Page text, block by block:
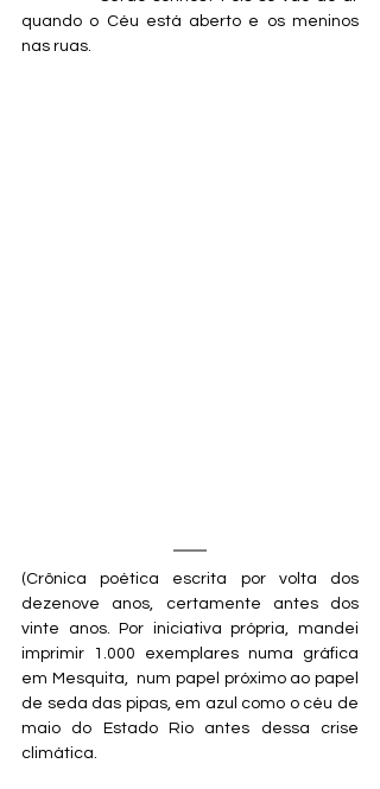
quando o Céu está aberto e os meninos
nas ruas.
(Crônica poética escrita por volta dos
dezenove anos, certamente antes dos
vinte anos. Por iniciativa própria, mandei
imprimir 1.000 exemplares numa gráfica
em Mesquita,  num papel próximo ao papel
de seda das pipas, em azul como o céu de
maio do Estado Rio antes dessa crise
climática.